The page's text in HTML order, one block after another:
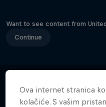
Want to see content from
Continue
Ova internet stranica
kolačiće. S vašim